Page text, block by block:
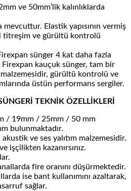
ve 50mm’lik kalınlıklarda
mevcuttur. Elastik yapısının vermiş
titreşim ve gürültü kontrolü
sünger 4 kat daha fazla
Firexpan kauçuk sünger, tam bir
gürültü kontrolü ve
üstün performans sergiler.
TEKNİK ÖZELLİKLERİ
/ 19mm / 25mm / 50 mm
bulunmaktadır.
ve ses yalıtım malzemesidir.
işçilikten kazanırsınız.
fire oranını düşürmektedir.
ise bant kullanımını azaltarak,
sağlar.